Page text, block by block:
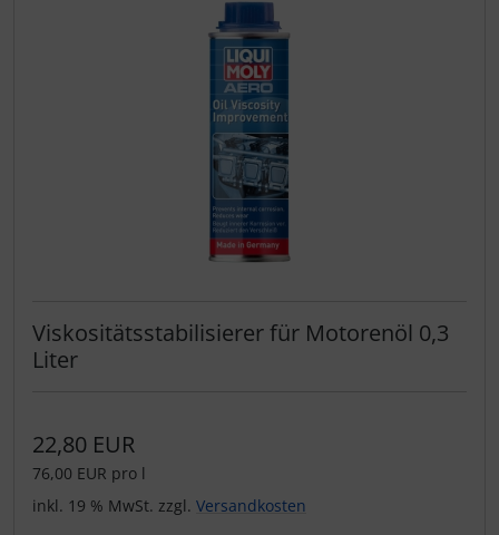
Viskositätsstabilisierer für Motorenöl 0,3
Liter
22,80 EUR
76,00 EUR pro l
inkl. 19 % MwSt. zzgl. Versandkosten